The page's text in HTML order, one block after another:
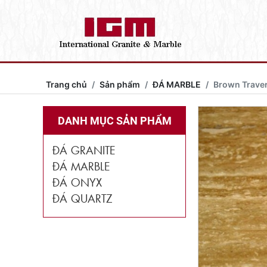
Trang chủ Sản phẩm ĐÁ MARBLE Brown
DANH MỤC SẢN PHẨM
ĐÁ GRANITE
ĐÁ MARBLE
ĐÁ ONYX
ĐÁ QUARTZ